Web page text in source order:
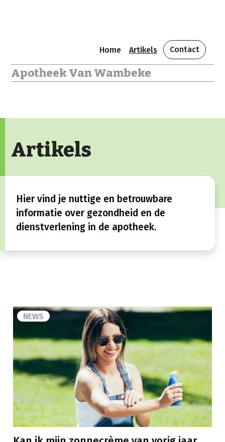
Home Artikels Contact
Apotheek Van Wambeke
Artikels
Hier vind je nuttige en betrouwbare
informatie over gezondheid en de
dienstverlening in de apotheek.
NEWS